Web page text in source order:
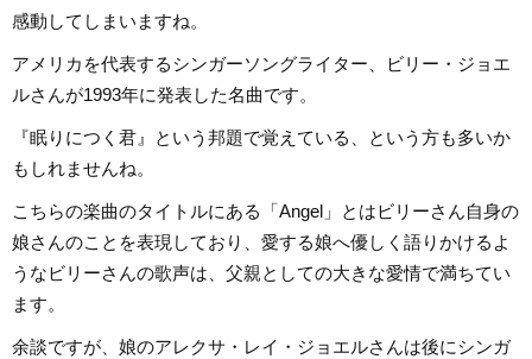
感動してしまいますね。
アメリカを代表するシンガーソングライター、ビリー・ジョエ
ルさんが1993年に発表した名曲です。
『眠りにつく君』という邦題で覚えている、という方も多いか
もしれませんね。
こちらの楽曲のタイトルにある「Angel」とはビリーさん自身の
娘さんのことを表現しており、愛する娘へ優しく語りかけるよ
うなビリーさんの歌声は、父親としての大きな愛情で満ちてい
ます。
余談ですが、娘のアレクサ・レイ・ジョエルさんは後にシンガ